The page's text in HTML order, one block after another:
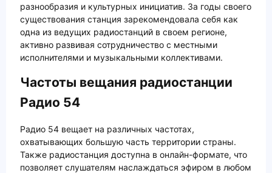
разнообразия и культурных инициатив. За годы своего
существования станция зарекомендовала себя как
одна из ведущих радиостанций в своем регионе,
активно развивая сотрудничество с местными
исполнителями и музыкальными коллективами.
Частоты вещания радиостанции
Радио 54
Радио 54 вещает на различных частотах,
охватывающих большую часть территории страны.
Также радиостанция доступна в онлайн-формате, что
позволяет слушателям наслаждаться эфиром в любом